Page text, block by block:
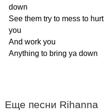
down
See them try to mess to hurt
you
And work you
Anything to bring ya down
Еще песни Rihanna